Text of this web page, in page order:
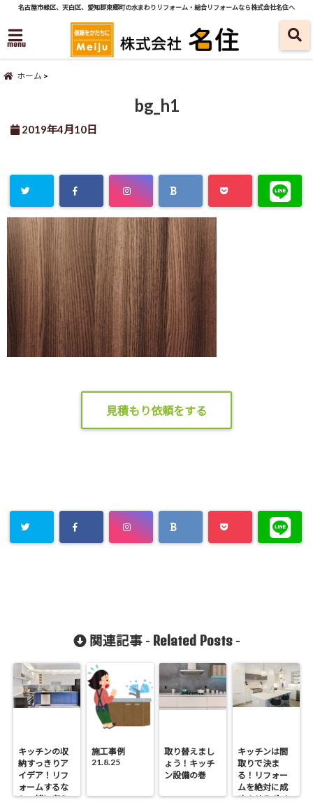
名古屋市緑区、天白区、愛知郡東郷町の水まわりリフォーム・総合リフォームなら株式会社名住へ
menu
ホーム
bg_h1
2019年4月10日
見積もり依頼をする
関連記事 - Related Posts-
キッチンの収
納すっきりア
イデア！リフ
ォームするな
ら一緒に考え
施工事例
21.8.25
取り替えまし
ょう！キッチ
ン設備の巻
キッチンは間
取りで決ま
る！リフォー
ムを絶対に成
功させるポイ